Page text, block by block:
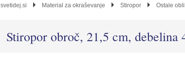
svetidej.si Material za okraševanje Stiropor Ostale
Stiropor obroč, 21,5 cm, debelina